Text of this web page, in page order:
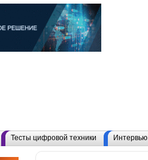
Тесты цифровой техники Интервью